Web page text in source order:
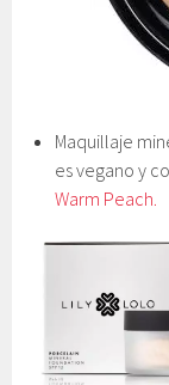
Maquillaje
es vegano y
Warm Peach.